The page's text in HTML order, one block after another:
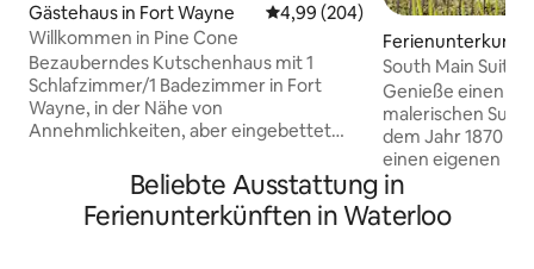
Gästehaus in Fort Wayne Durchschnittliche Bewertung:
4,99 (204)
Willkommen in Pine Cone
Bezauberndes Kutschenhaus mit 1
Schlafzimmer/1 Badezimmer in Fort
Wayne, in der Nähe von
Annehmlichkeiten, aber eingebettet
Privatsphäre und Gelassenheit. Dieser
Raum im zweiten Stock liegt nur wenige
Minuten von der Innenstadt, Parkview
Ferienunterkunft
South Main Suite
Auburn
Genieße einen
malerischen
dem Jahr 1870
einen eigenen
führt die Gäste in
das ein großes
Fernseher hat
Beliebte Ausstattung in
Ferienunterkünften in Waterloo